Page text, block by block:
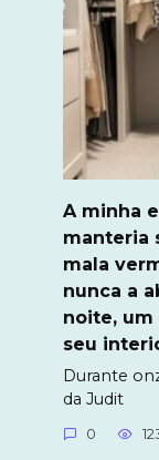
A minha
manteria
mala
nunca a
noite, um
seu
Durante
da Judit
0